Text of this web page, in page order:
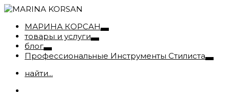
МАРИНА КОРСАН
товары и услуги
блог
Профессиональные Инструменты Стилиста
найти...